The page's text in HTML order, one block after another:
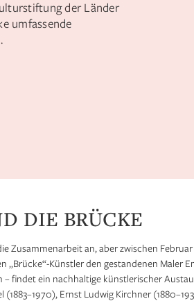
der Länder
umfassende
DIE BRÜCKE
Zusammenarbeit an, aber zwischen
„Brücke“-Künstler den gestandenen Maler
– findet ein nachhaltige künstlerischer
(1883–1970), Ernst Ludwig Kirchner